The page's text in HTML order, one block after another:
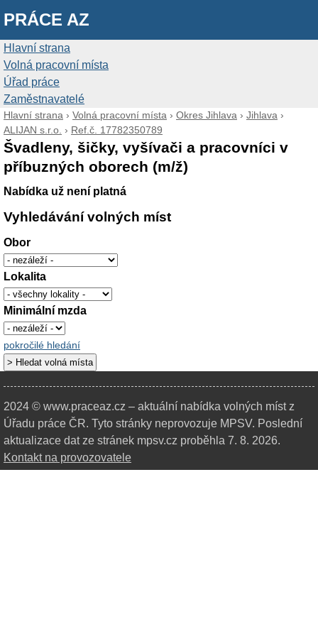
PRÁCE AZ
Hlavní strana
Volná pracovní místa
Úřad práce
Zaměstnavatelé
Hlavní strana › Volná pracovní místa › Okres Jihlava › Jihlava ›
ALIJAN s.r.o. › Ref.č. 17782350789
Švadleny, šičky, vyšívači a pracovníci v
příbuzných oborech (m/ž)
Nabídka už není platná
Vyhledávání volných míst
Obor
Lokalita
Minimální mzda
pokročilé hledání
2024 © www.praceaz.cz – aktuální nabídka volných míst z
Úřadu práce ČR. Tyto stránky neprovozuje MPSV. Poslední
aktualizace dat ze stránek mpsv.cz proběhla 7. 8. 2026.
Kontakt na provozovatele